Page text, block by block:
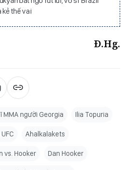
kẻ thế vai
Đ.Hg.
MMA người Georgia Ilia Topuria
Ahalkalakets
vs. Hooker Dan Hooker